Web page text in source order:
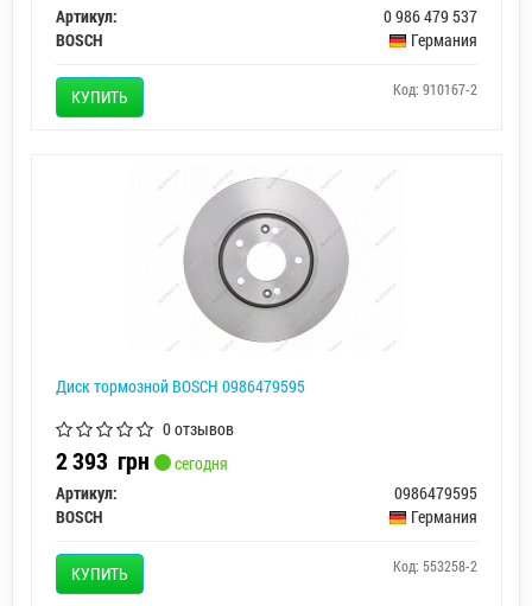
Артикул:
0 986 479 537
BOSCH
Германия
КУПИТЬ Код: 910167-2
Диск тормозной BOSCH 0986479595
0 отзывов
2 393 грн
сегодня
Артикул:
0986479595
BOSCH
Германия
КУПИТЬ Код: 553258-2